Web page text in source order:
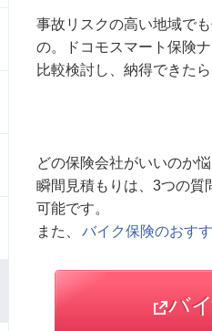
事故リスクの高い地域で
の。ドコモスマート保険
比較検討し、納得できた
どの保険会社がいいのか
瞬間見積もりは、3つの質
可能です。
また、
バイク保険のおす
バ